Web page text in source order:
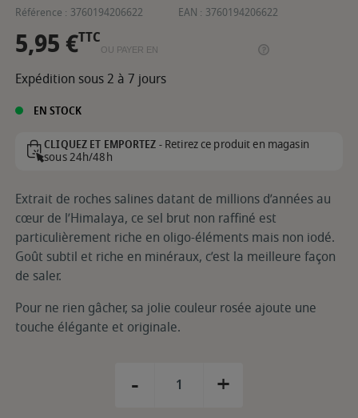
Référence : 3760194206622 EAN : 3760194206622
5,95 €TTC
OU PAYER EN
Expédition sous 2 à 7 jours
EN STOCK
CLIQUEZ ET EMPORTEZ -Retirez ce produit en magasin
sous 24h/48h
Extrait de roches salines datant de millions d’années au
cœur de l’Himalaya, ce sel brut non raffiné est
particulièrement riche en oligo-éléments mais non iodé.
Goût subtil et riche en minéraux, c’est la meilleure façon
de saler.
Pour ne rien gâcher, sa jolie couleur rosée ajoute une
touche élégante et originale.
- +